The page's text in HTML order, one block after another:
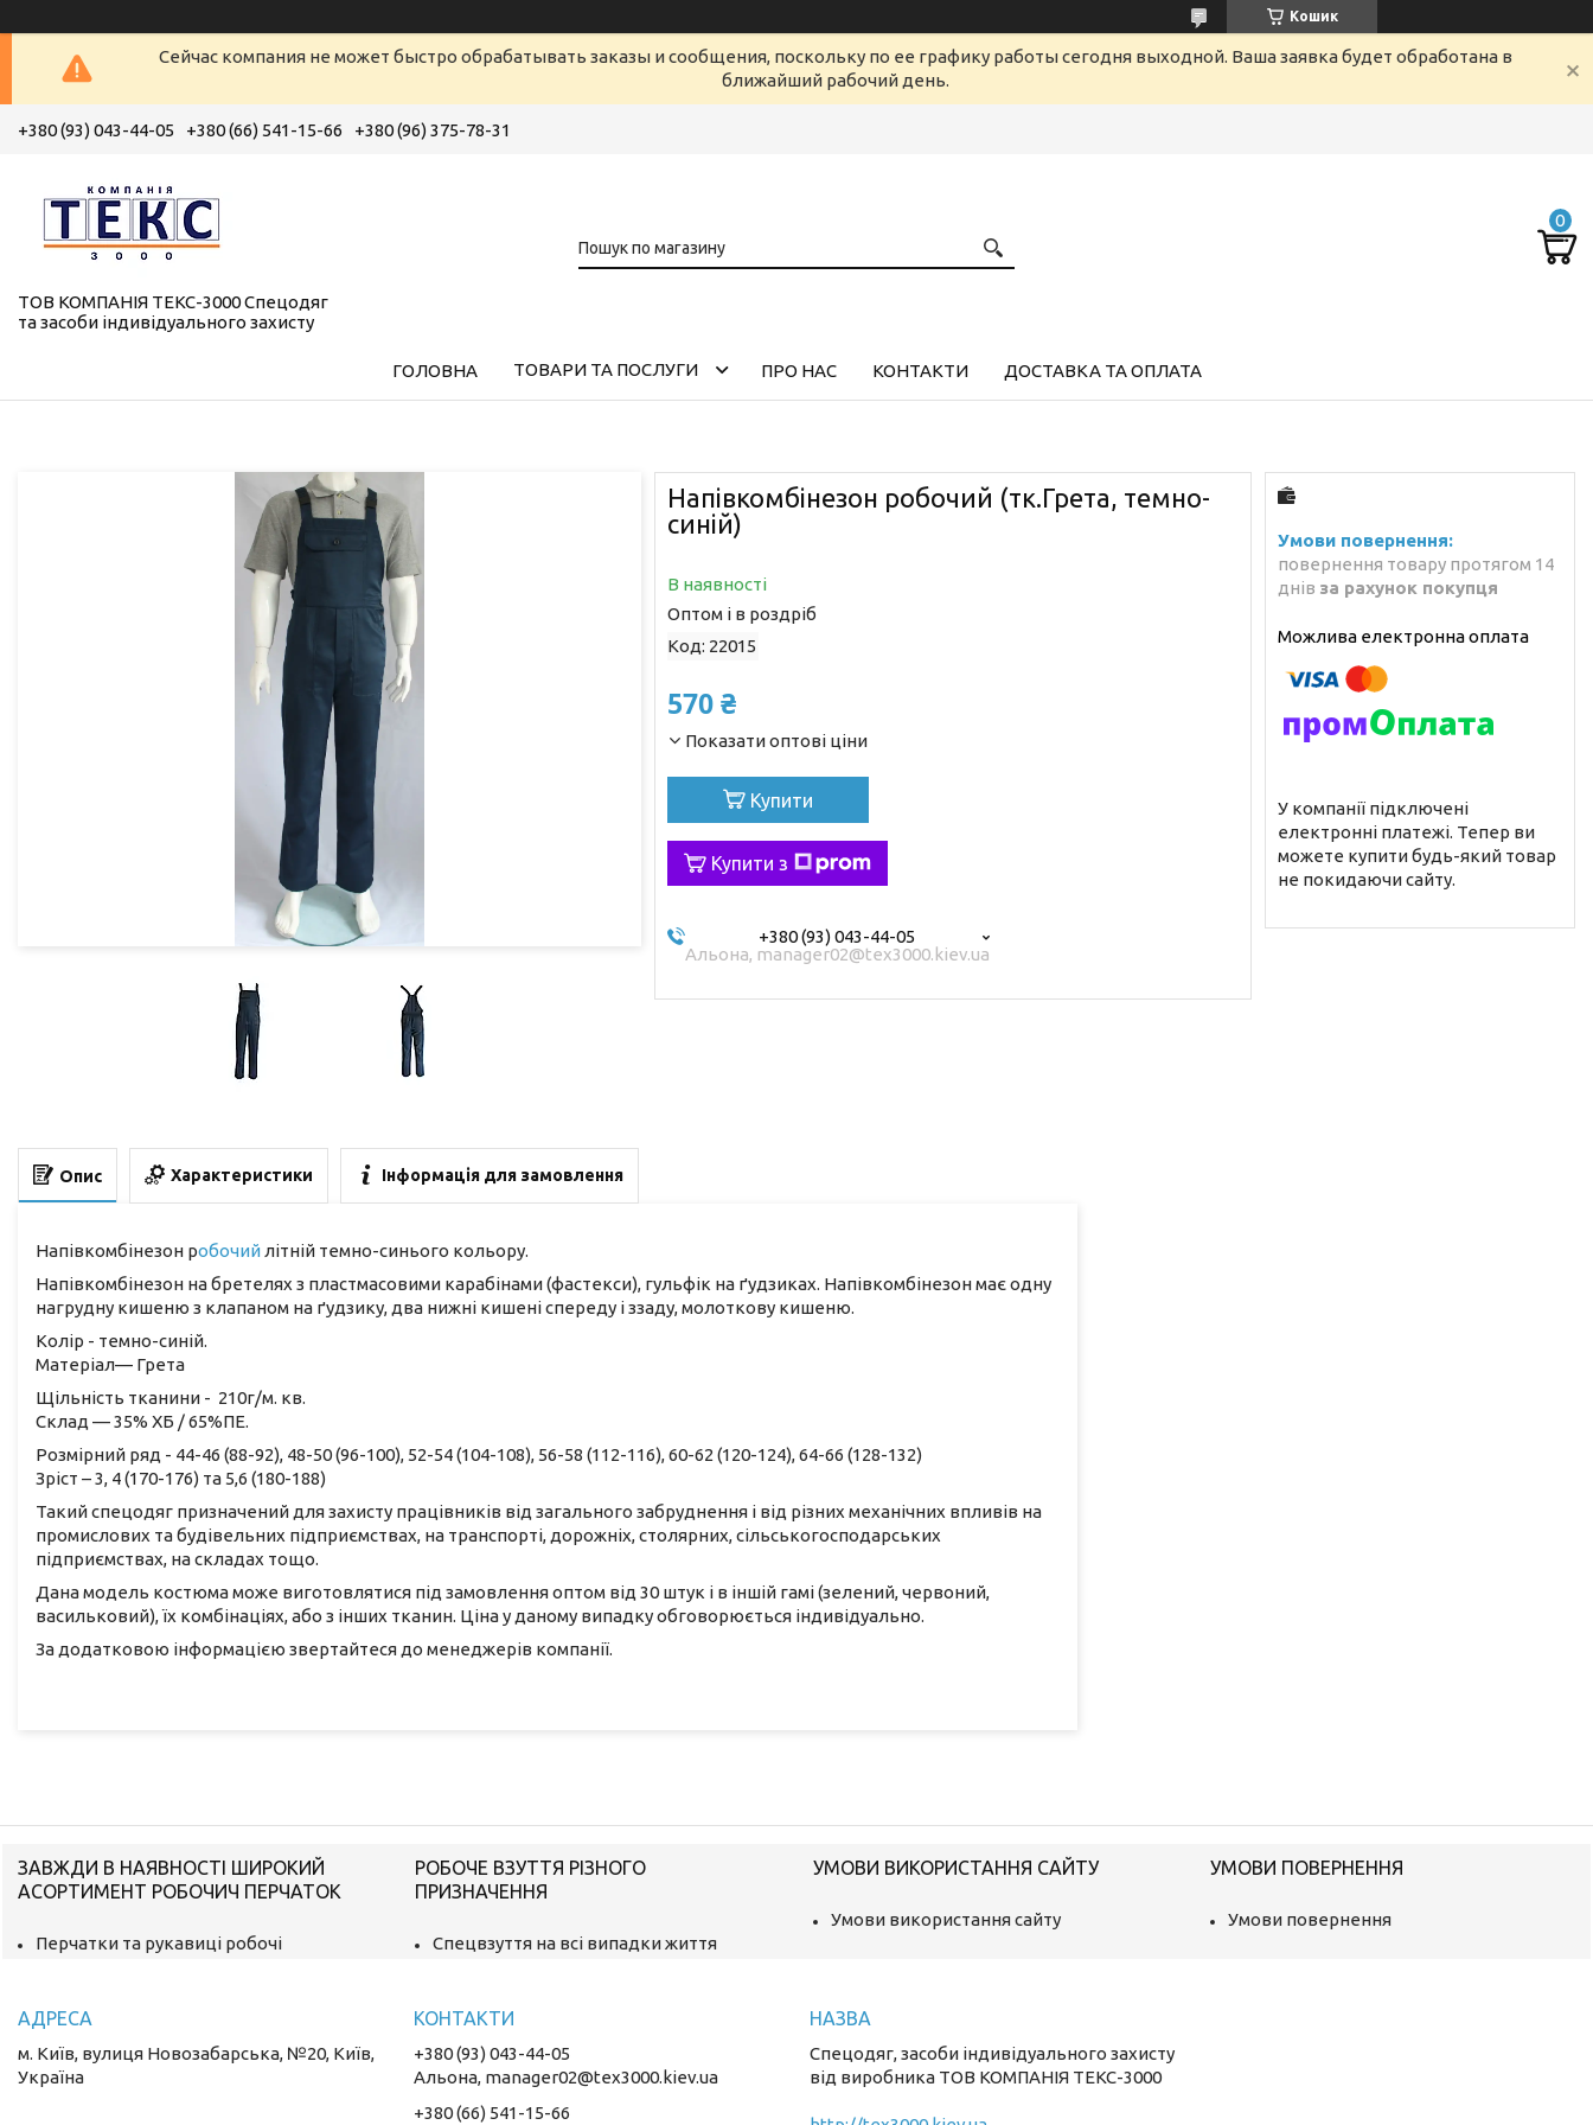
Кошик
Сейчас компания не может быстро обрабатывать заказы и сообщения, поскольку по ее графику работы сегодня выходной. Ваша заявка будет обработана в
ближайший рабочий день.
+380 (93) 043-44-05 +380 (66) 541-15-66 +380 (96) 375-78-31
ТОВ КОМПАНІЯ ТЕКС-3000 Спецодяг
та засоби індивідуального захисту
ГОЛОВНА ТОВАРИ ТА ПОСЛУГИ ПРО НАС КОНТАКТИ ДОСТАВКА ТА ОПЛАТА
Напівкомбінезон робочий (тк.Грета, темно-
синій)
В наявності
Оптом і в роздріб
Код: 22015
570 ₴
Показати оптові ціни
Купити
Купити з
+380 (93) 043-44-05
Альона, manager02@tex3000.kiev.ua
повернення товару протягом 14
днів за рахунок покупця
У компанії підключені
електронні платежі. Тепер ви
можете купити будь-який товар
не покидаючи сайту.
Опис Характеристики Інформація для замовлення
Напівкомбінезон робочий літній темно-синього кольору.
Напівкомбінезон на бретелях з пластмасовими карабінами (фастекси), гульфік на ґудзиках. Напівкомбінезон має одну
нагрудну кишеню з клапаном на ґудзику, два нижні кишені спереду і ззаду, молоткову кишеню.
Колір - темно-синій.
Матеріал— Грета
Щільність тканини - 210г/м. кв.
Склад — 35% ХБ / 65%ПЕ.
Розмірний ряд - 44-46 (88-92), 48-50 (96-100), 52-54 (104-108), 56-58 (112-116), 60-62 (120-124), 64-66 (128-132)
Зріст – 3, 4 (170-176) та 5,6 (180-188)
Такий спецодяг призначений для захисту працівників від загального забруднення і від різних механічних впливів на
промислових та будівельних підприємствах, на транспорті, дорожніх, столярних, сільськогосподарських
підприємствах, на складах тощо.
Дана модель костюма може виготовлятися під замовлення оптом від 30 штук і в іншій гамі (зелений, червоний,
васильковий), їх комбінаціях, або з інших тканин. Ціна у даному випадку обговорюється індивідуально.
За додатковою інформацією звертайтеся до менеджерів компанії.
ЗАВЖДИ В НАЯВНОСТІ ШИРОКИЙ
АСОРТИМЕНТ РОБОЧИЧ ПЕРЧАТОК
Перчатки та рукавиці робочі
РОБОЧЕ ВЗУТТЯ РІЗНОГО
ПРИЗНАЧЕННЯ
Спецвзуття на всі випадки життя
УМОВИ ВИКОРИСТАННЯ САЙТУ
Умови використання сайту
УМОВИ ПОВЕРНЕННЯ
Умови повернення
м. Київ, вулиця Новозабарська, №20, Київ,
Україна
+380 (93) 043-44-05
Альона, manager02@tex3000.kiev.ua
+380 (66) 541-15-66
Спецодяг, засоби індивідуального захисту
від виробника ТОВ КОМПАНІЯ ТЕКС-3000